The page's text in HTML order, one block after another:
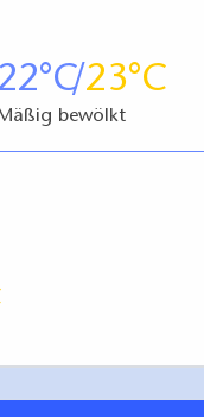
23
bewölkt